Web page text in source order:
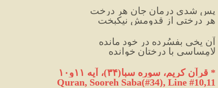
پس شدی درمانِ جانِ هر درخت
هر درختی از قدومش نیکبخت
آن یخی بِفسُرده در خود مانده
لامِساسی با درختان خوانده
* قرآن کریم، سوره سبا(۳۴)، آیه ۱۱و۱۰
Quran, Sooreh Saba(#34), Line #10,11